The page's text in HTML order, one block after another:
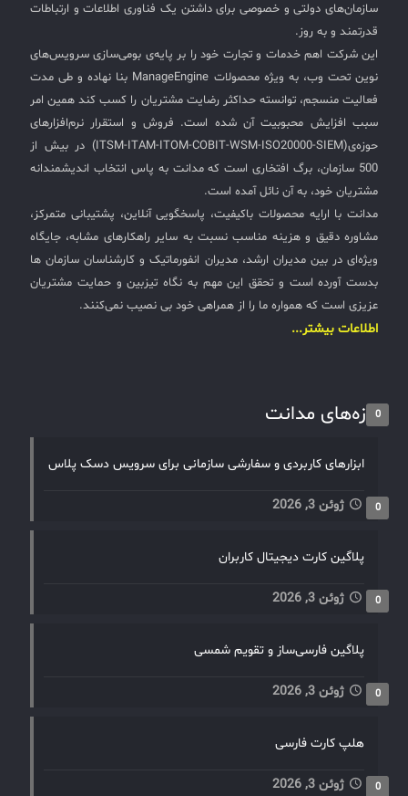
سازمان‌های دولتی و خصوصی برای داشتن یک فناوری اطلاعات و ارتباطات
قدرتمند و به روز.
این شرکت اهم خدمات و تجارت خود را بر پایه‌ی بومی‌سازی سرویس‌های
نوین تحت وب، به ویژه محصولات ManageEngine بنا نهاده و طی مدت
فعالیت منسجم، توانسته حداکثر رضایت مشتریان را کسب کند همین امر
سبب افزایش محبوبیت آن شده است. فروش و استقرار نرم‌افزارهای
حوزه‌ی(ITSM-ITAM-ITOM-COBIT-WSM-ISO20000-SIEM) در بیش از
500 سازمان، برگ افتخاری است که مدانت به پاس انتخاب اندیشمندانه
مشتریان خود، به آن نائل آمده است.
مدانت با ارایه محصولات باکیفیت، پاسخگویی آنلاین، پشتیبانی متمرکز،
مشاوره دقیق و هزینه مناسب نسبت به سایر راهکارهای مشابه، جایگاه
ویژه‌ای در بین مدیران ارشد، مدیران انفورماتیک و کارشناسان سازمان ها
بدست آورده است و تحقق این مهم به نگاه تیزبین و حمایت مشتریان
عزیزی است که همواره ما را از همراهی خود بی نصیب نمی‌کنند.
اطلاعات بیشتر...
تازه‌های مدانت0
ابزارهای کاربردی و سفارشی سازمانی برای سرویس دسک پلاس
ژوئن 3, 2026 0
پلاگین کارت دیجیتال کاربران
ژوئن 3, 2026 0
پلاگین فارسی‌ساز و تقویم شمسی
ژوئن 3, 2026 0
هلپ کارت فارسی
ژوئن 3, 2026 0